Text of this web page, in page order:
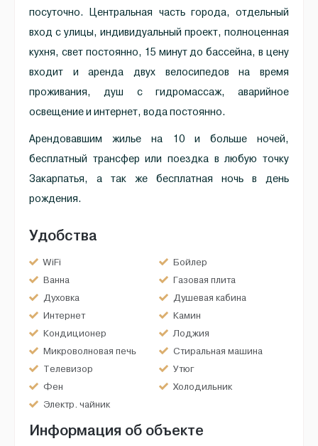
посуточно. Центральная часть города, отдельный
вход с улицы, индивидуальный проект, полноценная
кухня, свет постоянно, 15 минут до бассейна, в цену
входит и аренда двух велосипедов на время
проживания, душ с гидромассаж, аварийное
освещение и интернет, вода постоянно.
Арендовавшим жилье на 10 и больше ночей,
бесплатный трансфер или поездка в любую точку
Закарпатья, а так же бесплатная ночь в день
рождения.
Удобства
WiFi
Бойлер
Ванна
Газовая плита
Духовка
Душевая кабина
Интернет
Камин
Кондиционер
Лоджия
Микроволновая печь
Стиральная машина
Телевизор
Утюг
Фен
Холодильник
Электр. чайник
Информация об объекте